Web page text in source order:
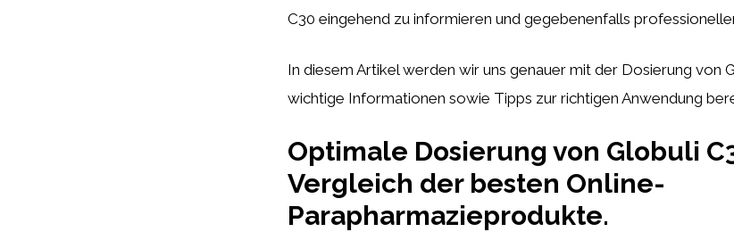
C30 eingehend zu informieren und gegebenenfalls
In diesem Artikel werden wir uns genauer mit der Dosierung von
wichtige Informationen sowie Tipps zur richtigen Anwendung
Optimale Dosierung von Globuli
Vergleich der besten Online-
Parapharmazieprodukte.